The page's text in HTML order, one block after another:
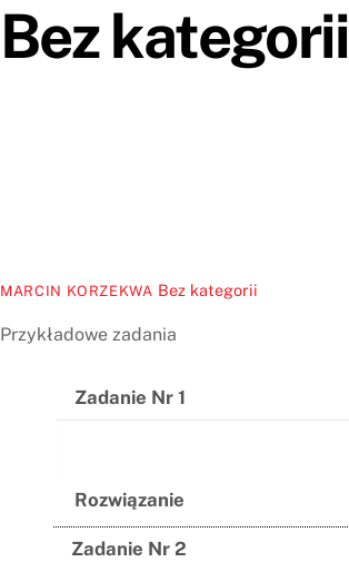
Bez kategorii
MARCIN KORZEKWA Bez kategorii
Przykładowe zadania
Zadanie Nr 1
Rozwiązanie
Zadanie Nr 2